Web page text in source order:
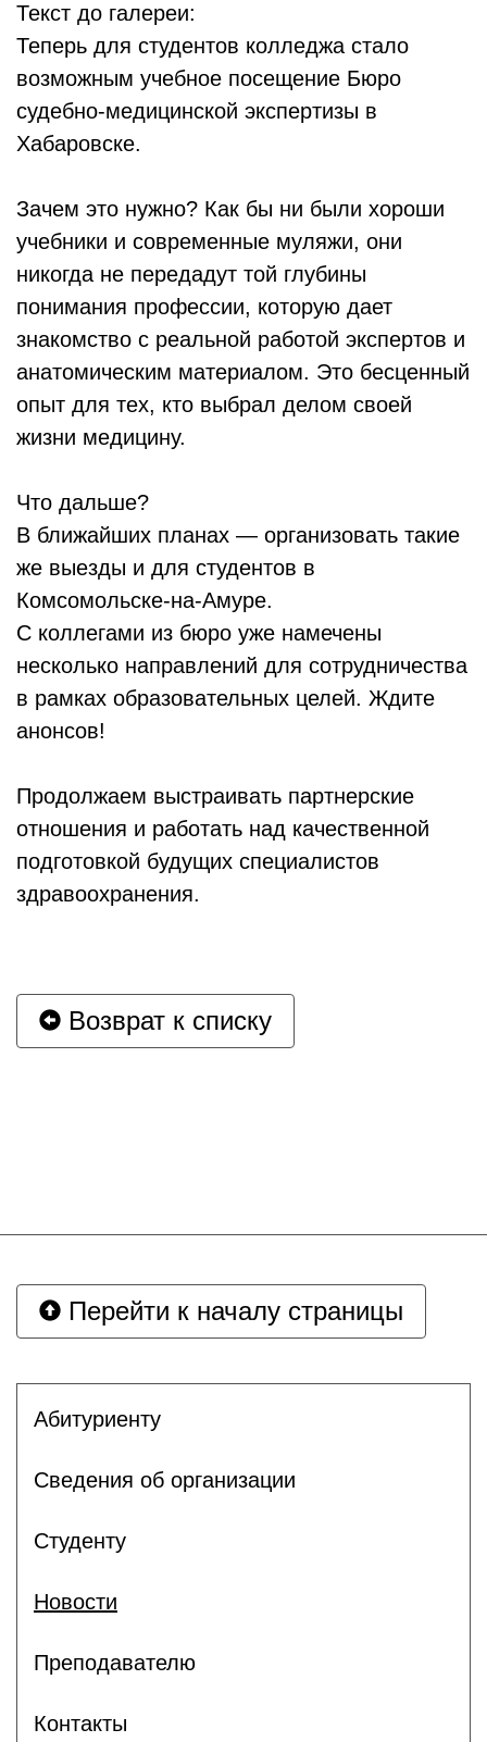
Текст до галереи:
Теперь для студентов колледжа стало
возможным учебное посещение Бюро
судебно-медицинской экспертизы в
Хабаровске.
Зачем это нужно? Как бы ни были хороши
учебники и современные муляжи, они
никогда не передадут той глубины
понимания профессии, которую дает
знакомство с реальной работой экспертов и
анатомическим материалом. Это бесценный
опыт для тех, кто выбрал делом своей
жизни медицину.
Что дальше?
В ближайших планах — организовать такие
же выезды и для студентов в
Комсомольске-на-Амуре.
С коллегами из бюро уже намечены
несколько направлений для сотрудничества
в рамках образовательных целей. Ждите
анонсов!
Продолжаем выстраивать партнерские
отношения и работать над качественной
подготовкой будущих специалистов
здравоохранения.
Возврат к списку
Перейти к началу страницы
Абитуриенту
Сведения об организации
Студенту
Новости
Преподавателю
Контакты